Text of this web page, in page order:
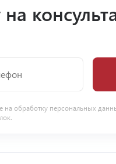
на
на обработку персональных